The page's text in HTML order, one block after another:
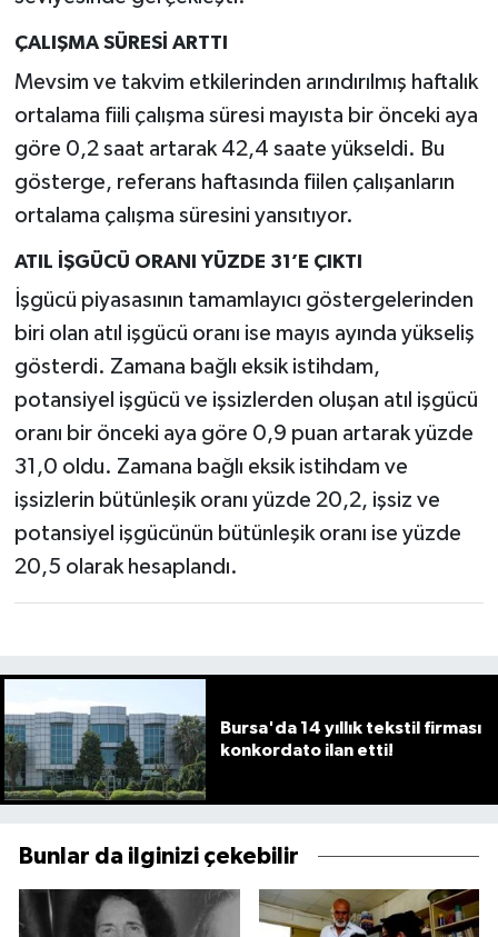
ÇALIŞMA SÜRESİ ARTTI
Mevsim ve takvim etkilerinden arındırılmış haftalık
ortalama fiili çalışma süresi mayısta bir önceki aya
göre 0,2 saat artarak 42,4 saate yükseldi. Bu
gösterge, referans haftasında fiilen çalışanların
ortalama çalışma süresini yansıtıyor.
ATIL İŞGÜCÜ ORANI YÜZDE 31’E ÇIKTI
İşgücü piyasasının tamamlayıcı göstergelerinden
biri olan atıl işgücü oranı ise mayıs ayında yükseliş
gösterdi. Zamana bağlı eksik istihdam,
potansiyel işgücü ve işsizlerden oluşan atıl işgücü
oranı bir önceki aya göre 0,9 puan artarak yüzde
31,0 oldu. Zamana bağlı eksik istihdam ve
işsizlerin bütünleşik oranı yüzde 20,2, işsiz ve
potansiyel işgücünün bütünleşik oranı ise yüzde
20,5 olarak hesaplandı.
Bursa'da 14 yıllık tekstil firması
konkordato ilan etti!
Bunlar da ilginizi çekebilir